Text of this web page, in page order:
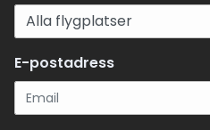
E-postadress